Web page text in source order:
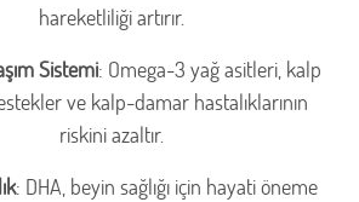
hareketliliği artırır.
Sistemi: Omega-3 yağ asitleri, kalp
ve kalp-damar hastalıklarının
riskini azaltır.
: DHA, beyin sağlığı için hayati öneme